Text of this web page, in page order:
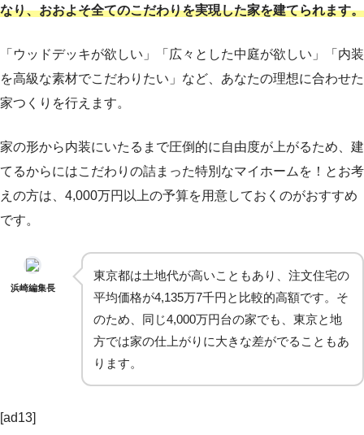
なり、おおよそ全てのこだわりを実現した家を建てられます。
「ウッドデッキが欲しい」「広々とした中庭が欲しい」「内装
を高級な素材でこだわりたい」など、あなたの理想に合わせた
家つくりを行えます。
家の形から内装にいたるまで圧倒的に自由度が上がるため、建
てるからにはこだわりの詰まった特別なマイホームを！とお考
えの方は、4,000万円以上の予算を用意しておくのがおすすめ
です。
浜崎編集長
東京都は土地代が高いこともあり、注文住宅の
平均価格が4,135万7千円と比較的高額です。そ
のため、同じ4,000万円台の家でも、東京と地
方では家の仕上がりに大きな差がでることもあ
ります。
[ad13]